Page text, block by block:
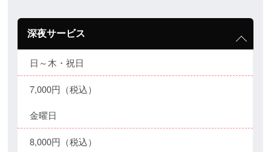
深夜サービス
日～木・祝日
7,000円（税込）
金曜日
8,000円（税込）